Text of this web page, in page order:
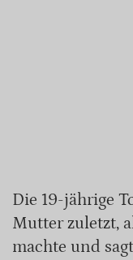
Die 19-jährige
Mutter zuletzt,
machte und